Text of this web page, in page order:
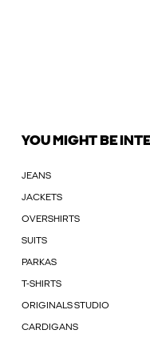
YOU MIGHT BE
JEANS
JACKETS
OVERSHIRTS
SUITS
PARKAS
T-SHIRTS
ORIGINALS STUDIO
CARDIGANS